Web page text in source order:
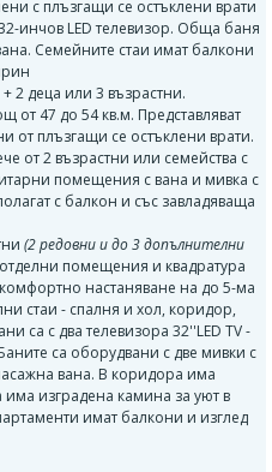
с плъзгащи се остъклени врати
инчов LED телевизор. Обща баня
Семейните стаи имат балкони
2 деца или 3 възрастни.
от 47 до 54 кв.м. Представляват
от плъзгащи се остъклени врати.
от 2 възрастни или семейства с
помещения с вана и мивка с
с балкон и със завладяваща
(2 редовни и до 3 допълнителни
помещения и квадратура
настаняване на до 5-ма
стаи - спалня и хол, коридор,
са с два телевизора 32''LED TV -
са оборудвани с две мивки с
вана. В коридора има
изградена камина за уют в
имат балкони и изглед